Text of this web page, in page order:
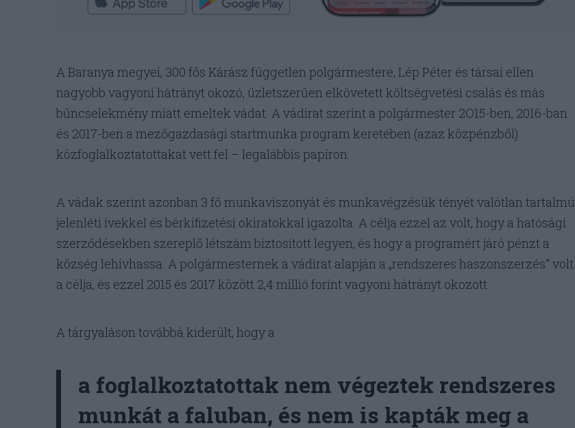
A Baranya megyei, 300 fős Kárász független polgármestere, Lép Péter és társai ellen
nagyobb vagyoni hátrányt okozó, üzletszerűen elkövetett költségvetési csalás és más
bűncselekmény miatt emeltek vádat. A vádirat szerint a polgármester 2O15-ben, 2016-ban
és 2017-ben a mezőgazdasági startmunka program keretében (azaz közpénzből)
közfoglalkoztatottakat vett fel – legalábbis papíron.
A vádak szerint azonban 3 fő munkaviszonyát és munkavégzésük tényét valótlan tartalmú
jelenléti ívekkel és bérkifizetési okiratokkal igazolta. A célja ezzel az volt, hogy a hatósági
szerződésekben szereplő létszám biztosított legyen, és hogy a programért járó pénzt a
község lehívhassa. A polgármesternek a vádirat alapján a „rendszeres haszonszerzés” volt
a célja, és ezzel 2015 és 2017 között 2,4 millió forint vagyoni hátrányt okozott.
A tárgyaláson továbbá kiderült, hogy a
a foglalkoztatottak nem végeztek rendszeres
munkát a faluban, és nem is kapták meg a